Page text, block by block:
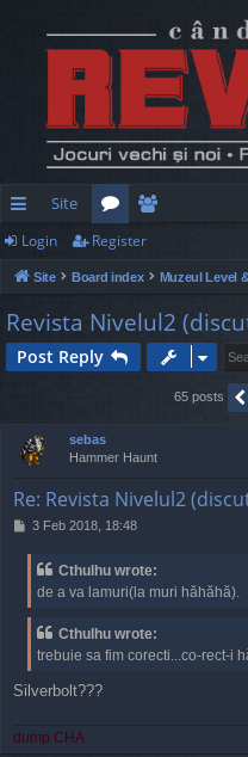
ui
ck
lin
ks
Site
or
u
m
s
e
m
be
Login Register
Site Board index
Revista Nivelul2
Post Reply
65 posts
sebas
Hammer Haunt
Re: Revista Nivelul2
P3 Feb 2018, 18:48
Cthulhu wrote:
de a va lamuri(la muri hăhăhă).
Cthulhu wrote:
trebuie sa fim corecti...co-rect-i
Silverbolt???
dump CHA